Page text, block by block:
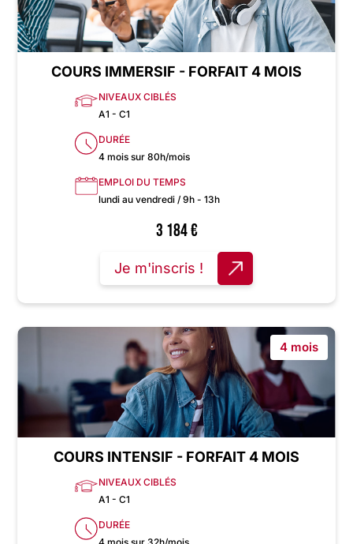
COURS IMMERSIF - FORFAIT 4 MOIS
NIVEAUX CIBLÉS
A1 - C1
DURÉE
4 mois sur 80h/mois
EMPLOI DU TEMPS
lundi au vendredi / 9h - 13h
3 184€
Je m'inscris !
4 mois
COURS INTENSIF - FORFAIT 4 MOIS
NIVEAUX CIBLÉS
A1 - C1
DURÉE